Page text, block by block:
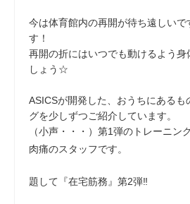
今は体育館内の再開が待ち遠しい
す！
再開の折にはいつでも動けるよう身
しょう☆
ASICSが開発した、おうちにあるも
グを少しずつご紹介しています。
（小声・・・）第1弾のトレーニン
肉痛のスタッフです。
題して『在宅筋務』第2弾‼